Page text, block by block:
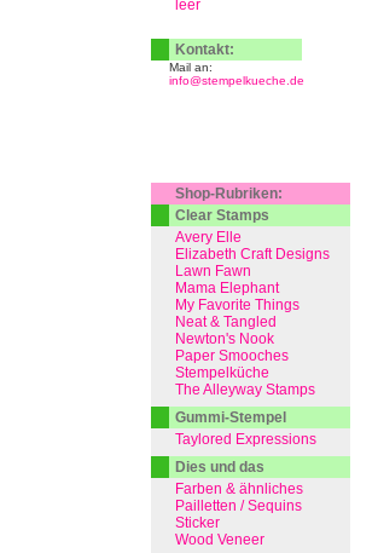
leer
Kontakt:
Mail an:
info@stempelkueche.de
Shop-Rubriken:
Clear Stamps
Avery Elle
Elizabeth Craft Designs
Lawn Fawn
Mama Elephant
My Favorite Things
Neat & Tangled
Newton's Nook
Paper Smooches
Stempelküche
The Alleyway Stamps
Gummi-Stempel
Taylored Expressions
Dies und das
Farben & ähnliches
Pailletten / Sequins
Sticker
Wood Veneer